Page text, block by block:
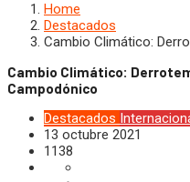
Home
Destacados
Cambio Climático:
Cambio Climático:
Campodónico
Destacados
13 octubre 2021
1138